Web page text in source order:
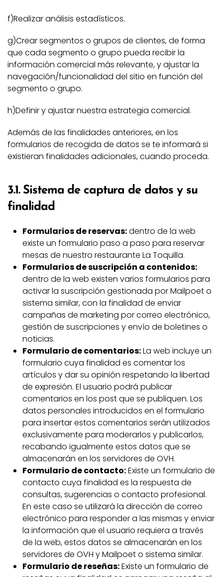
f)Realizar análisis estadísticos.
g)Crear segmentos o grupos de clientes, de forma
que cada segmento o grupo pueda recibir la
información comercial más relevante, y ajustar la
navegación/funcionalidad del sitio en función del
segmento o grupo.
h)Definir y ajustar nuestra estrategia comercial.
Además de las finalidades anteriores, en los
formularios de recogida de datos se te informará si
existieran finalidades adicionales, cuando proceda.
3.1. Sistema de captura de datos y su
finalidad
Formularios de reservas:dentro de la web
existe un formulario paso a paso para reservar
mesas de nuestro restaurante La Toquilla.
Formularios de suscripción a contenidos:
dentro de la web existen varios formularios para
activar la suscripción gestionada por Mailpoet o
sistema similar, con la finalidad de enviar
campañas de marketing por correo electrónico,
gestión de suscripciones y envío de boletines o
noticias.
Formulario de comentarios:La web incluye un
formulario cuya finalidad es comentar los
artículos y dar su opinión respetando la libertad
de expresión. El usuario podrá publicar
comentarios en los post que se publiquen. Los
datos personales introducidos en el formulario
para insertar estos comentarios serán utilizados
exclusivamente para moderarlos y publicarlos,
recabando igualmente estos datos que se
almacenarán en los servidores de OVH.
Formulario de contacto:Existe un formulario de
contacto cuya finalidad es la respuesta de
consultas, sugerencias o contacto profesional.
En este caso se utilizará la dirección de correo
electrónico para responder a las mismas y enviar
la información que el usuario requiera a través
de la web, estos datos se almacenarán en los
servidores de OVH y Mailpoet o sistema similar.
Formulario de reseñas:Existe un formulario de